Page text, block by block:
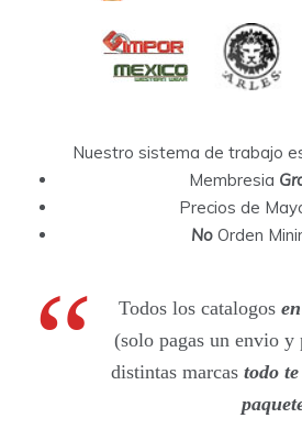
Nuestro sistema de trabajo
Membresia
Precios de
NoOrden
Todos los catalogos
(solo pagas un envio y
distintas marcastodo te